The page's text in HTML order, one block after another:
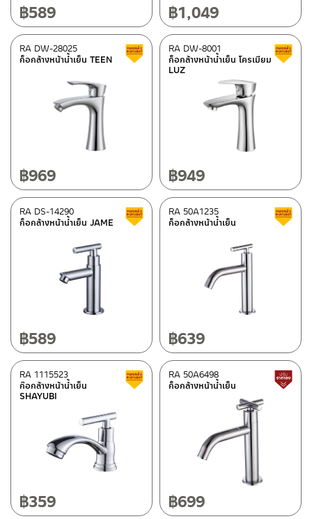
Gun gray(7)
clear(1)
brown(9)
Plain white(1)
Semi black (1)
Melamine veneer Wood White
Melamine veneer Midnight Black(15)
Melamine veneer Classy Brown(7)
Melamine veneer Marble White(6)
Melamine veneer Chocolate Brown
Stainless steel MATT
Stainless steel SHINY
Shiny chrome
Aluminium
Black(106)
Matt bronze
Gun metal
Black marble(1)
Gray(27)
Golden
(32)
Rose gold
฿589 ฿1,049
ก็อกล้างหน้าน้ำเย็น TEEN
RA DW-28025 Clearance sale
฿969
ก็อกล้างหน้าน้ำเย็น โครเมียม
LUZ
RA DW-8001
฿949
ก็อกล้างหน้าน้ำเย็น JAME
RA DS-14290 Clearance sale
฿589
ก็อกล้างหน้าน้ำเย็น
RA 50A1235
฿639
ก๊อกล้างหน้าน้ำเย็น
SHAYUBI
RA 1115523 Clearance sale
฿359
ก็อกล้างหน้าน้ำเย็น
RA 50A6498
฿699